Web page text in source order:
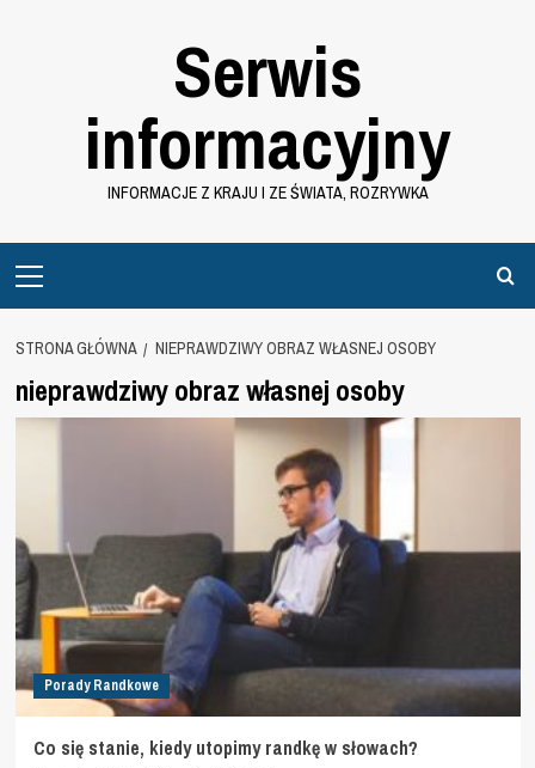
Serwis
informacyjny
INFORMACJE Z KRAJU I ZE ŚWIATA, ROZRYWKA
Menu
STRONA GŁÓWNA NIEPRAWDZIWY OBRAZ WŁASNEJ OSOBY
nieprawdziwy obraz własnej osoby
Porady Randkowe
Co się stanie, kiedy utopimy randkę w słowach?